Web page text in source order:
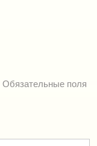
Обязательные поля